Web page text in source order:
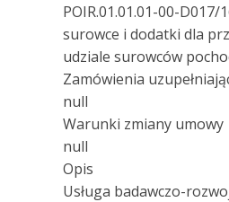
POIR.01.01.01-00-
surowce i dodatki dla
udziale surowców
Zamówienia
null
Warunki zmiany umowy
null
Opis
Usługa badawczo-